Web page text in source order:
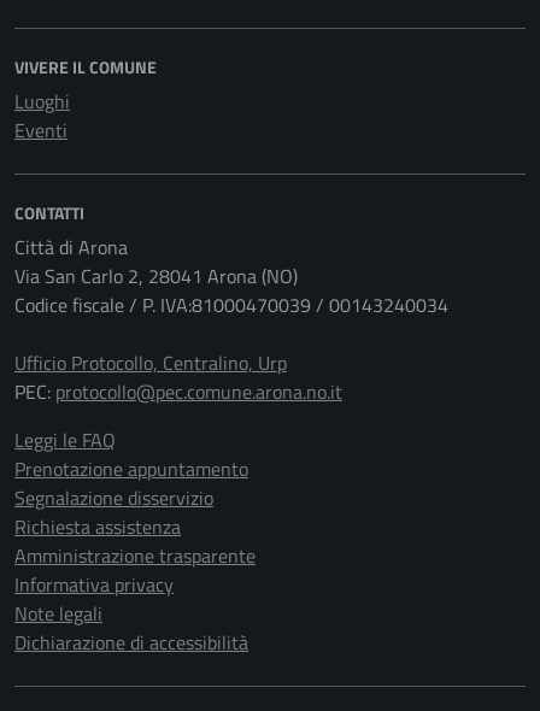
VIVERE IL COMUNE
Luoghi
Eventi
CONTATTI
Città di Arona
Via San Carlo 2, 28041 Arona (NO)
Codice fiscale / P. IVA:81000470039 / 00143240034
Ufficio Protocollo, Centralino, Urp
PEC: protocollo@pec.comune.arona.no.it
Leggi le FAQ
Prenotazione appuntamento
Segnalazione disservizio
Richiesta assistenza
Amministrazione trasparente
Informativa privacy
Note legali
Dichiarazione di accessibilità